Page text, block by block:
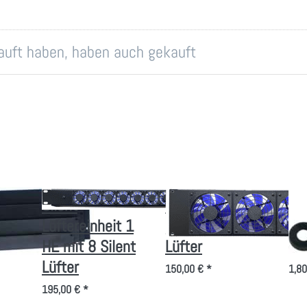
haben, haben auch gekauft
Silent
Lüftereinheit 1
HE mit 8 Silent
Lüfter
195,00 € *
Belüftungseinheit
3 HE/3 Silent
Lüfter
150,00 € *